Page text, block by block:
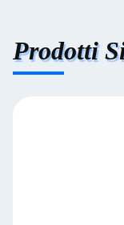
Prodotti